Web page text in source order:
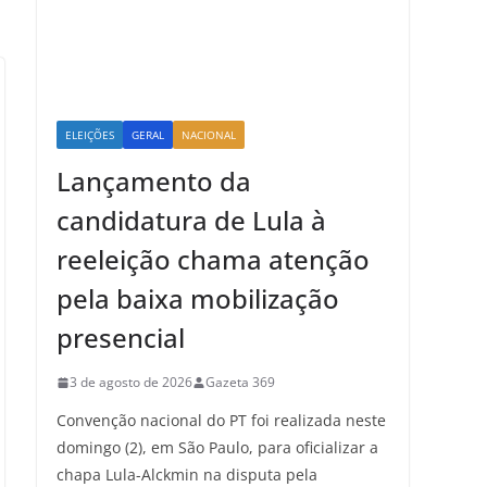
ELEIÇÕES GERAL NACIONAL
Lançamento da
candidatura de Lula à
reeleição chama atenção
pela baixa mobilização
presencial
3 de agosto de 2026 Gazeta 369
Convenção nacional do PT foi realizada neste
domingo (2), em São Paulo, para oficializar a
chapa Lula-Alckmin na disputa pela